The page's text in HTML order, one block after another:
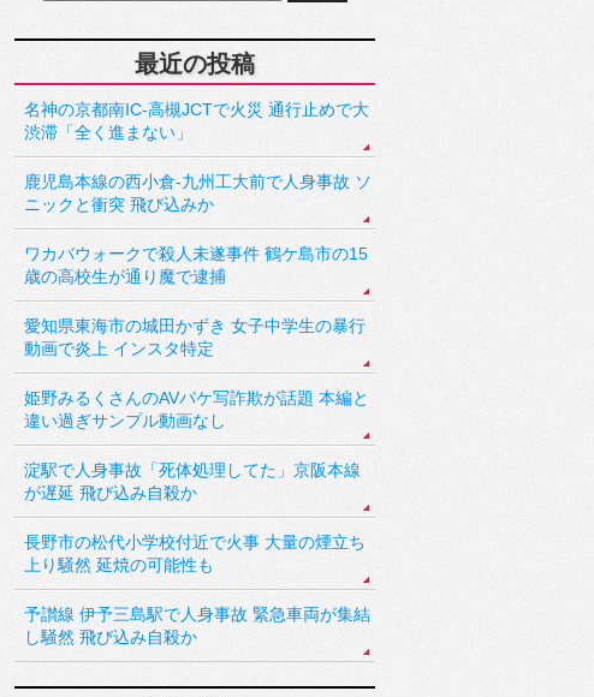
最近の投稿
名神の京都南IC-高槻JCTで火災 通行止めで大
渋滞「全く進まない」
鹿児島本線の西小倉-九州工大前で人身事故 ソ
ニックと衝突 飛び込みか
ワカバウォークで殺人未遂事件 鶴ケ島市の15
歳の高校生が通り魔で逮捕
愛知県東海市の城田かずき 女子中学生の暴行
動画で炎上 インスタ特定
姫野みるくさんのAVパケ写詐欺が話題 本編と
違い過ぎサンプル動画なし
淀駅で人身事故「死体処理してた」京阪本線
が遅延 飛び込み自殺か
長野市の松代小学校付近で火事 大量の煙立ち
上り騒然 延焼の可能性も
予讃線 伊予三島駅で人身事故 緊急車両が集結
し騒然 飛び込み自殺か